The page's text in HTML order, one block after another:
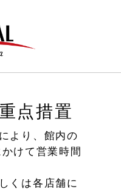
点措置
より、館内の
けて営業時間
くは各店舗に